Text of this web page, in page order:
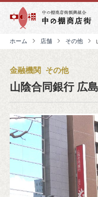
ホーム 店舗 その他
金融機関 その他
山陰合同銀行 広